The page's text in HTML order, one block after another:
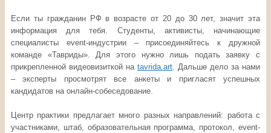
Если ты гражданин РФ в возрасте от 20 до 30 лет, значит эта
информация для тебя. Студенты, активисты, начинающие
специалисты event-индустрии – присоединяйтесь к дружной
команде «Тавриды». Для этого нужно лишь подать заявку с
прикрепленной видеовизиткой на tavrida.art. Дальше дело за нами
– эксперты просмотрят все анкеты и пригласят успешных
кандидатов на онлайн-собеседование.
Центр практики предлагает много разных направлений: работа с
участниками, штаб, образовательная программа, протокол, event-